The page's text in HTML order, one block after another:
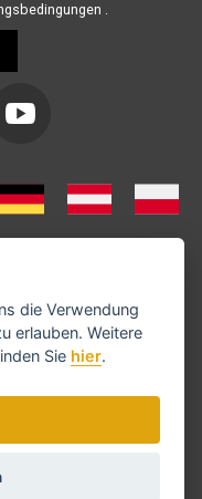
.
die Verwendung
Weitere
Sie hier.